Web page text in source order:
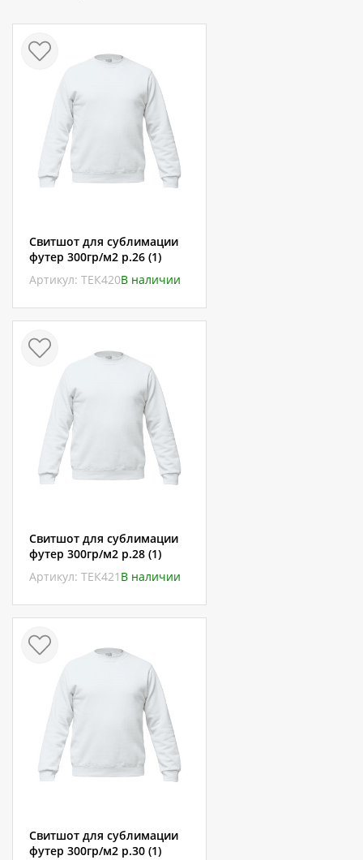
Свитшот для сублимации
футер 300гр/м2 р.26 (1)
Артикул: ТЕК420В наличии
Свитшот для сублимации
футер 300гр/м2 р.28 (1)
Артикул: ТЕК421 В наличии
Свитшот для сублимации
футер 300гр/м2 р.30 (1)